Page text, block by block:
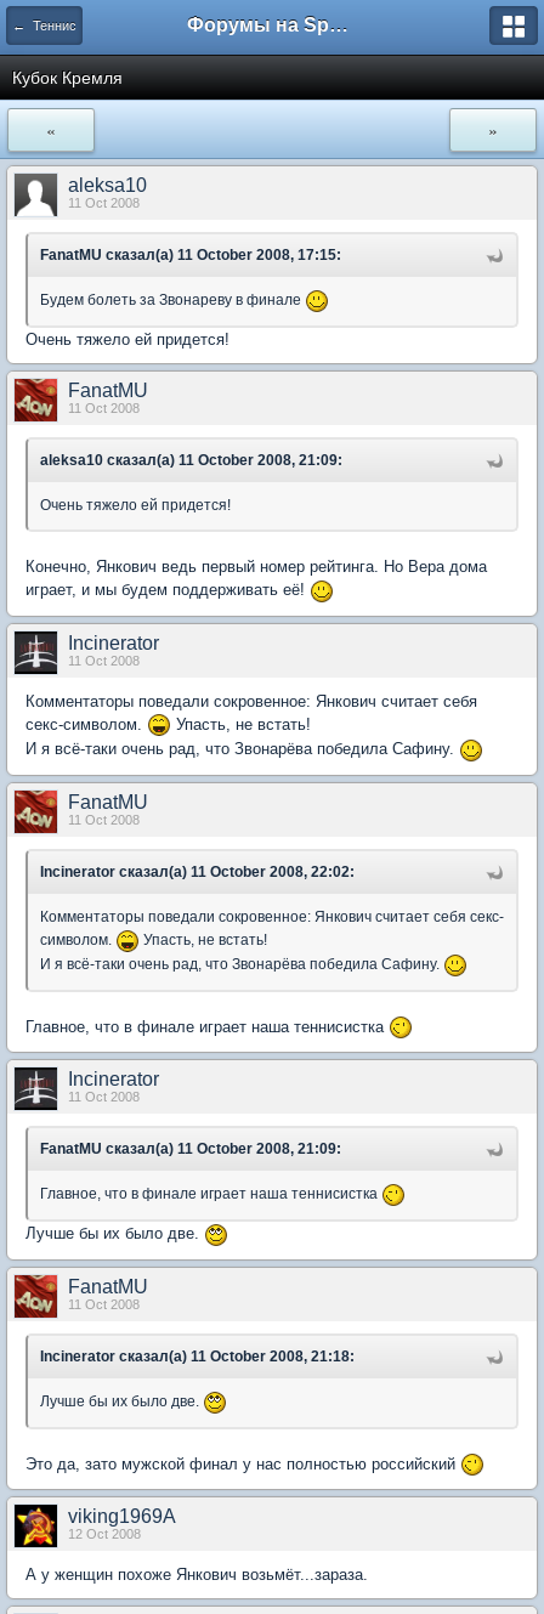
← Теннис Форумы на Sportbox.ru
Кубок Кремля
« »
aleksa10
11 Oct 2008
FanatMU сказал(а) 11 October 2008, 17:15:
Будем болеть за Звонареву в финале
Очень тяжело ей придется!
FanatMU
11 Oct 2008
aleksa10 сказал(а) 11 October 2008, 21:09:
Очень тяжело ей придется!
Конечно, Янкович ведь первый номер рейтинга. Но Вера дома
играет, и мы будем поддерживать её!
Incinerator
11 Oct 2008
Комментаторы поведали сокровенное: Янкович считает себя
секс-символом.
Упасть, не встать!
И я всё-таки очень рад, что Звонарёва победила Сафину.
FanatMU
11 Oct 2008
Incinerator сказал(а) 11 October 2008, 22:02:
Комментаторы поведали сокровенное: Янкович считает себя секс-
символом.
Упасть, не встать!
И я всё-таки очень рад, что Звонарёва победила Сафину.
Главное, что в финале играет наша теннисистка
Incinerator
11 Oct 2008
FanatMU сказал(а) 11 October 2008, 21:09:
Главное, что в финале играет наша теннисистка
Лучше бы их было две.
FanatMU
11 Oct 2008
Incinerator сказал(а) 11 October 2008, 21:18:
Лучше бы их было две.
Это да, зато мужской финал у нас полностью российский
viking1969A
12 Oct 2008
А у женщин похоже Янкович возьмёт...зараза.